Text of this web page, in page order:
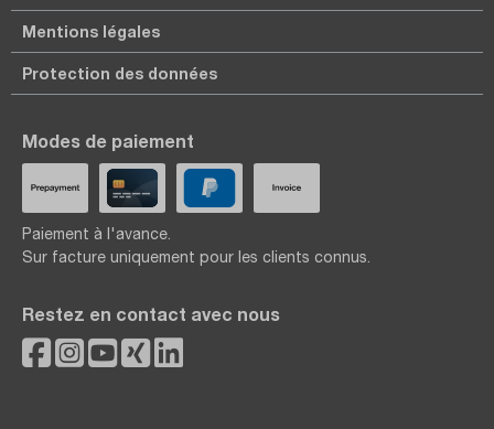
Mentions légales
Protection des données
Modes de paiement
Paiement à l'avance.
Sur facture uniquement pour les clients connus.
Restez en contact avec nous